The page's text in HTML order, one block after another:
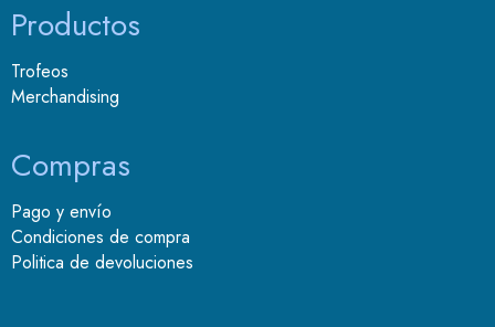
Productos
Trofeos
Merchandising
Compras
Pago y envío
Condiciones de compra
Politica de devoluciones